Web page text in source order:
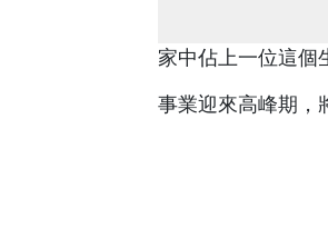
家中佔上一位這個
事業迎來高峰期，